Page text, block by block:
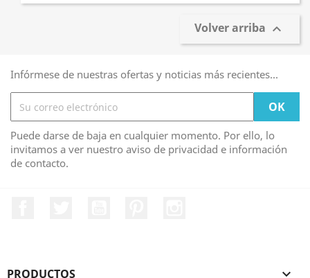
Volver arriba 
Infórmese de nuestras ofertas y noticias más recientes...
Puede darse de baja en cualquier momento. Por ello, lo
invitamos a ver nuestro aviso de privacidad e información
de contacto.
PRODUCTOS 